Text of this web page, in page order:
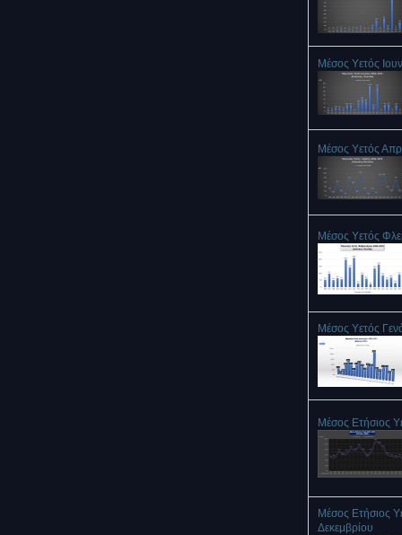
Μέσος Υετός
Μέσος Υετός
Μέσος Υετός
Μέσος Υετός
Μέσος Ετήσιος
Μέσος Ετήσιος
Δεκεμβρίου